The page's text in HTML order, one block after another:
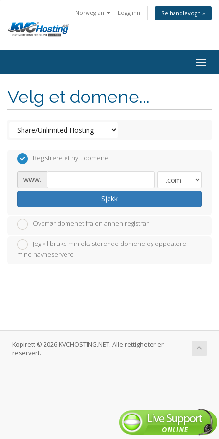
Norwegian Logg inn Se handlevogn »
Velg et domene...
Registrere et nytt domene
www.
Sjekk
Overfør domenet fra en annen registrar
Jeg vil bruke min eksisterende domene og oppdatere
mine navneservere
Kopirett © 2026 KVCHOSTING.NET. Alle rettigheter er
reservert.